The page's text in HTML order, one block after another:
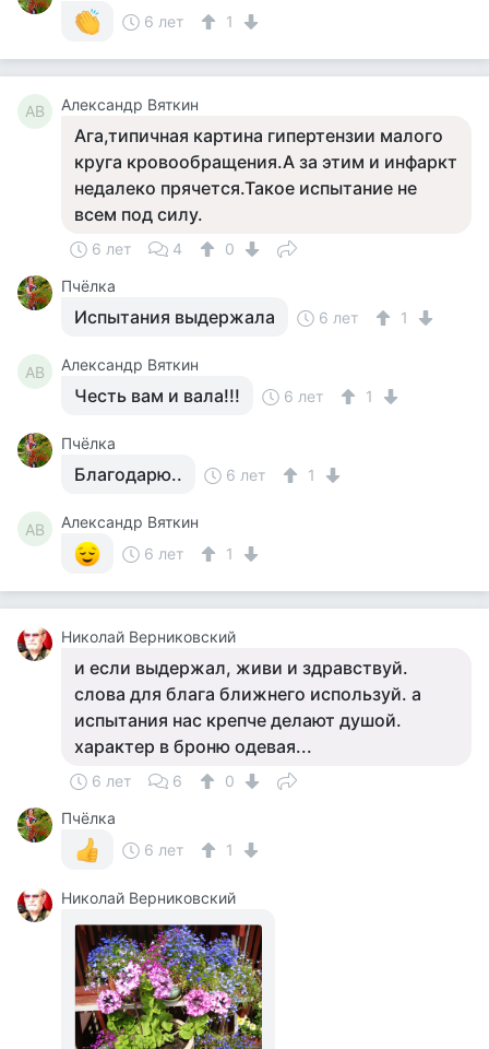
6 лет
1
АВ Александр Вяткин
Ага,типичная картина гипертензии малого
круга кровообращения.А за этим и инфаркт
недалеко прячется.Такое испытание не
всем под силу.
6 лет 4
0
Пчёлка
Испытания выдержала 6 лет 1
АВ Александр Вяткин
Честь вам и вала!!! 6 лет 1
Пчёлка
Благодарю.. 6 лет 1
АВ
Александр Вяткин
6 лет
1
Николай Верниковский
и если выдержал, живи и здравствуй.
слова для блага ближнего используй. а
испытания нас крепче делают душой.
характер в броню одевая...
6 лет 6
0
Пчёлка
6 лет
1
Николай Верниковский